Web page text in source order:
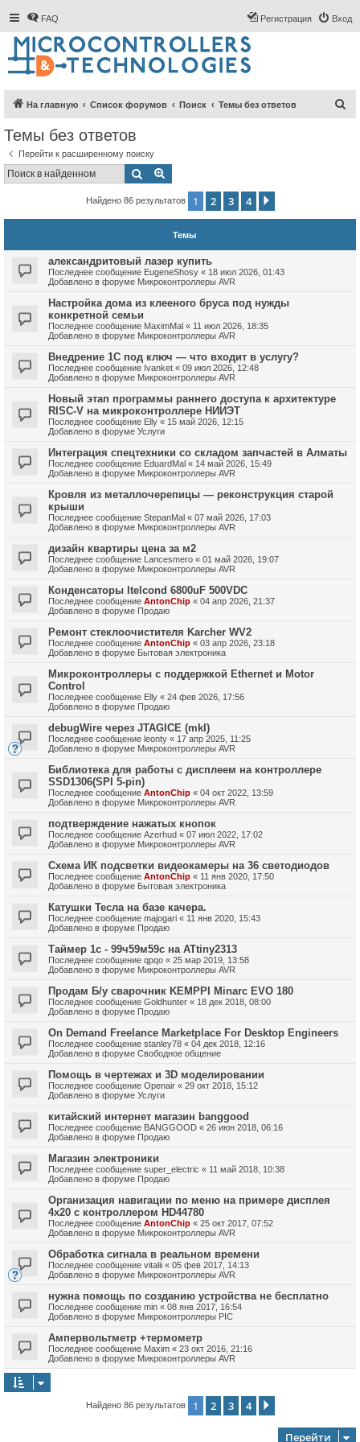
FAQ Вход
Регистрация
На главную Список форумов Поиск Темы без ответов
Темы без ответов
Перейти к расширенному поиску
Поиск
Найдено 86 результатов 1 2 3 4
Темы
александритовый лазер купить
Последнее сообщение EugeneShosy « 18 июл 2026, 01:43
Добавлено в форуме Микроконтроллеры AVR
Настройка дома из клееного бруса под нужды
конкретной семьи
Последнее сообщение MaximMal « 11 июл 2026, 18:35
Добавлено в форуме Микроконтроллеры AVR
Внедрение 1С под ключ — что входит в услугу?
Последнее сообщение Ivanket « 09 июл 2026, 12:48
Добавлено в форуме Микроконтроллеры AVR
Новый этап программы раннего доступа к архитектуре
RISC-V на микроконтроллере НИИЭТ
Последнее сообщение Elly « 15 май 2026, 12:15
Добавлено в форуме Услуги
Интеграция спецтехники со складом запчастей в Алматы
Последнее сообщение EduardMal « 14 май 2026, 15:49
Добавлено в форуме Микроконтроллеры AVR
Кровля из металлочерепицы — реконструкция старой
крыши
Последнее сообщение StepanMal « 07 май 2026, 17:03
Добавлено в форуме Микроконтроллеры AVR
дизайн квартиры цена за м2
Последнее сообщение Lancesmero « 01 май 2026, 19:07
Добавлено в форуме Микроконтроллеры AVR
Конденсаторы Itelcond 6800uF 500VDC
Последнее сообщение AntonChip « 04 апр 2026, 21:37
Добавлено в форуме Продаю
Ремонт стеклоочистителя Karcher WV2
Последнее сообщение AntonChip « 03 апр 2026, 23:18
Добавлено в форуме Бытовая электроника
Микроконтроллеры с поддержкой Ethernet и Motor
Control
Последнее сообщение Elly « 24 фев 2026, 17:56
Добавлено в форуме Продаю
debugWire через JTAGICE (mkI)
Последнее сообщение leonty « 17 апр 2025, 11:25
Добавлено в форуме Микроконтроллеры AVR
Библиотека для работы с дисплеем на контроллере
SSD1306(SPI 5-pin)
Последнее сообщение AntonChip « 04 окт 2022, 13:59
Добавлено в форуме Микроконтроллеры AVR
подтверждение нажатых кнопок
Последнее сообщение Azerhud « 07 июл 2022, 17:02
Добавлено в форуме Микроконтроллеры AVR
Схема ИК подсветки видеокамеры на 36 светодиодов
Последнее сообщение AntonChip « 11 янв 2020, 17:50
Добавлено в форуме Бытовая электроника
Катушки Тесла на базе качера.
Последнее сообщение majogari « 11 янв 2020, 15:43
Добавлено в форуме Продаю
Таймер 1с - 99ч59м59с на ATtiny2313
Последнее сообщение qpqo « 25 мар 2019, 13:58
Добавлено в форуме Микроконтроллеры AVR
Продам Б/у сварочник KEMPPI Minarc EVO 180
Последнее сообщение Goldhunter « 18 дек 2018, 08:00
Добавлено в форуме Продаю
On Demand Freelance Marketplace For Desktop Engineers
Последнее сообщение stanley78 « 04 дек 2018, 12:16
Добавлено в форуме Свободное общение
Помощь в чертежах и 3D моделировании
Последнее сообщение Openair « 29 окт 2018, 15:12
Добавлено в форуме Услуги
китайский интернет магазин banggood
Последнее сообщение BANGGOOD « 26 июн 2018, 06:16
Добавлено в форуме Продаю
Магазин электроники
Последнее сообщение super_electric « 11 май 2018, 10:38
Добавлено в форуме Продаю
Организация навигации по меню на примере дисплея
4х20 с контроллером HD44780
Последнее сообщение AntonChip « 25 окт 2017, 07:52
Добавлено в форуме Микроконтроллеры AVR
Обработка сигнала в реальном времени
Последнее сообщение vitalii « 05 фев 2017, 14:13
Добавлено в форуме Микроконтроллеры AVR
нужна помощь по созданию устройства не бесплатно
Последнее сообщение min « 08 янв 2017, 16:54
Добавлено в форуме Микроконтроллеры PIC
Ампервольтметр +термометр
Последнее сообщение Maxim « 23 окт 2016, 21:16
Добавлено в форуме Микроконтроллеры AVR
Найдено 86 результатов 1 2 3 4
Перейти